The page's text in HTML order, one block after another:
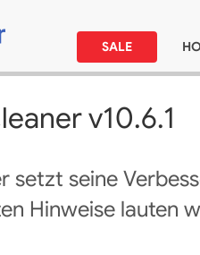
SALE
v10.6.1
setzt seine
Hinweise lauten